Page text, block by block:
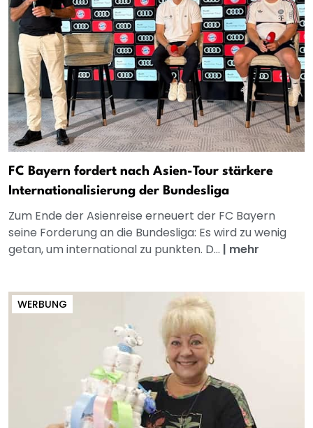
FC Bayern fordert nach Asien-Tour stärkere
Internationalisierung der Bundesliga
Zum Ende der Asienreise erneuert der FC Bayern
seine Forderung an die Bundesliga: Es wird zu wenig
getan, um international zu punkten. D... | mehr
WERBUNG